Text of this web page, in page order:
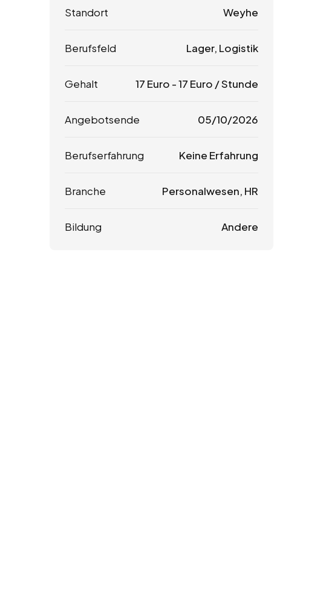
Standort Weyhe
Berufsfeld Lager, Logistik
Gehalt 17 Euro -17 Euro / Stunde
Angebotsende 05/10/2026
Berufserfahrung Keine Erfahrung
Branche Personalwesen, HR
Bildung Andere